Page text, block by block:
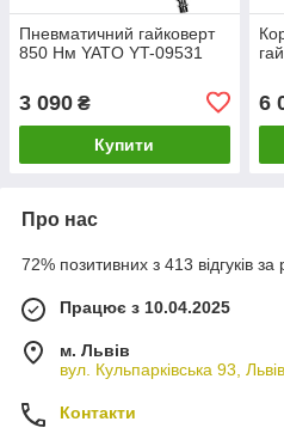
Пневматичний гайковерт
850 Нм YATO YT-09531
3 090 ₴
Купити
6
Про нас
72% позитивних з 413 відгуків за
Працює з 10.04.2025
м. Львів
вул. Кульпарківська 93,
Контакти